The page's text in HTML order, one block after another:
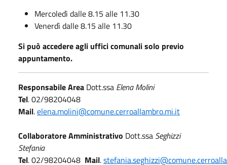
Mercoledì dalle 8.15 alle 11.30
Venerdì dalle 8.15 alle 11.30
Si può accedere agli uffici comunali solo previo
appuntamento.
Responsabile Area Dott.ssa Elena Molini
Tel.02/98204048
Mail.elena.molini@comune.cerroallambro.mi.it
Collaboratore Amministrativo Dott.ssa Seghizzi
Stefania
Tel.02/98204048 Mail.